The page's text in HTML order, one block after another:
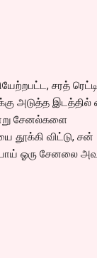
சரத்
அடுத்த இடத்தில்
சேனல்களை
தூக்கி விட்டு, சன்
ஓரு சேனலை